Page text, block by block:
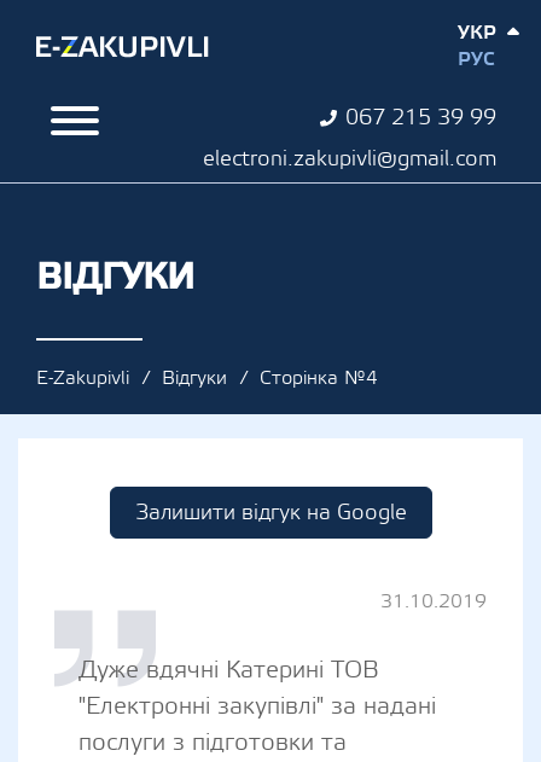
067 215 39 99
electroni.zakupivli@gmail.com
УКР
РУС
ВІДГУКИ
E-Zakupivli Відгуки Сторінка №4
Залишити відгук на Google
31.10.2019
Дуже вдячні Катерині ТОВ
"Електронні закупівлі" за надані
послуги з підготовки та